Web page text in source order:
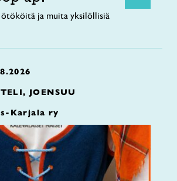
ötököitä ja muita yksilöllisiä
JOENSUU
Karjala ry